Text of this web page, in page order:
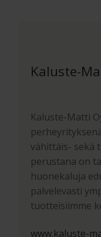
Kaluste-
Kaluste-Matti
vähittäis- sekä
perustana on
huonekaluja
palvelevasti
tuotteisiimme
www.kaluste-